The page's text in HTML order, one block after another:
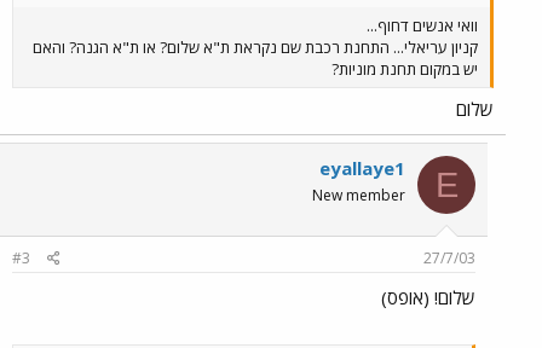
וואי אנשים דחוף...
קניון עריאלי... התחנת רכבת שם נקראת ת"א שלום? או ת"א הגנה? והאם
יש במקום תחנת מוניות?
שלום
E
eyallaye1
New member
27/7/03
#3
שלום! (אופס)